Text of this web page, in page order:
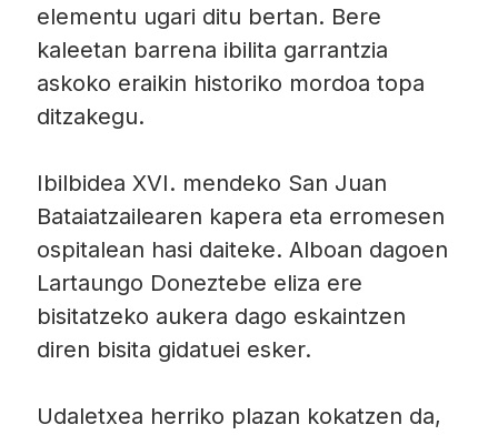
elementu ugari ditu bertan. Bere
kaleetan barrena ibilita garrantzia
askoko eraikin historiko mordoa topa
ditzakegu.
Ibilbidea XVI. mendeko San Juan
Bataiatzailearen kapera eta erromesen
ospitalean hasi daiteke. Alboan dagoen
Lartaungo Doneztebe eliza ere
bisitatzeko aukera dago eskaintzen
diren bisita gidatuei esker.
Udaletxea herriko plazan kokatzen da,